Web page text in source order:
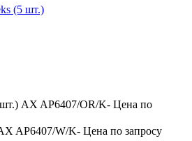
AX AP6407/OR/K- Цена по
AP6407/W/K- Цена по запросу